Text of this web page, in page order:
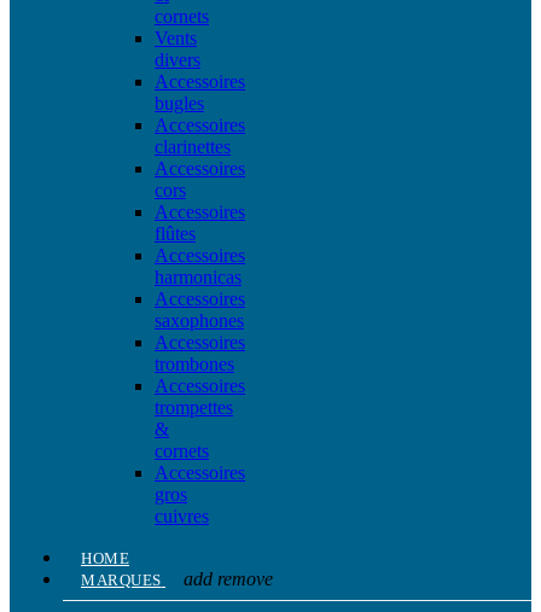
cornets
Vents
divers
Accessoires
bugles
Accessoires
clarinettes
Accessoires
cors
Accessoires
flûtes
Accessoires
harmonicas
Accessoires
saxophones
Accessoires
trombones
Accessoires
trompettes
&
cornets
Accessoires
gros
cuivres
HOME
MARQUES
add remove